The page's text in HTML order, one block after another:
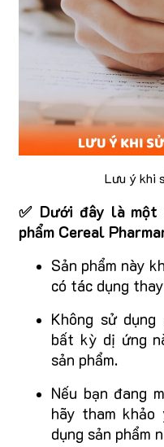
Lưu ý khi
✅ Dưới đây là
phẩm Cereal
Sản phẩm này
có tác dụng
Không sử
bất kỳ dị ứng
sản phẩm.
Nếu bạn đang
hãy tham
dụng sản phẩm